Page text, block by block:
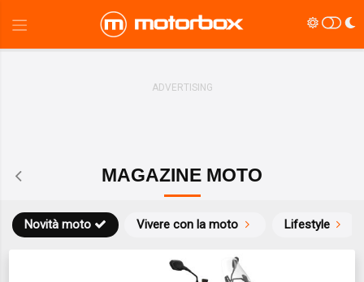
MAGAZINE MOTO
Novità moto Vivere con la moto Lifestyle